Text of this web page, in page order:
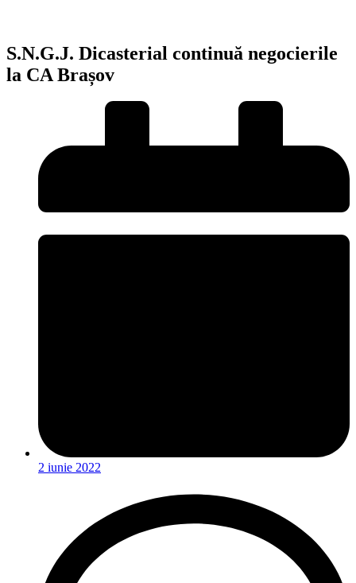
S.N.G.J. Dicasterial continuă negocierile
la CA Brașov
2 iunie 2022